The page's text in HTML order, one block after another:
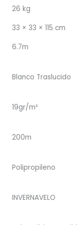
26 kg
33 × 33 × 115 cm
6.7m
Blanco Traslucido
19gr/m²
200m
Polipropileno
INVERNAVELO